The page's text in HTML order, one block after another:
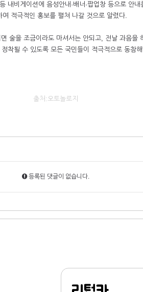
비게이션에 음성안내·배너·팝업창 등으로 안
여 적극적인 홍보를 펼쳐 나갈 것으로 알렸다.
술을 조금이라도 마셔서는 안되고, 전날 과음
착될 수 있도록 모든 국민들이 적극적으로 동참
출처:오토놀로지
등록된 댓글이 없습니다.